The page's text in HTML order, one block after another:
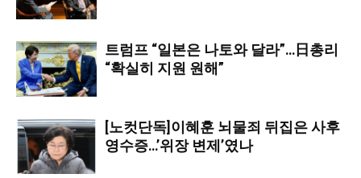
트럼프 “일본은 나토와 달라”…日총리
“확실히 지원 원해”
[노컷단독]이혜훈 뇌물죄 뒤집은 사후
영수증…’위장 변제’였나